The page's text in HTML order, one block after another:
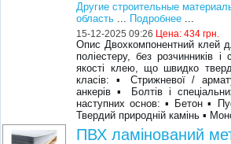
Другие строительные
область ... Подробнее ...
15-12-2025 09:26 Цена:434 грн.
Опис Двохкомпонентний клей
поліестеру, без розчинників
якості клею, що швидко
класів: ▪ Стрижневої /
анкерів ▪ Болтів і
наступних основ: ▪ Бетон ▪
Твердий природній камінь ▪
ПВХ ламінований